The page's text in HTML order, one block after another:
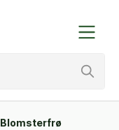
Blomsterfrø